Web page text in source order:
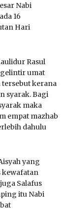
Nabi
16
Hari
Rasul
umat
tersebut kerana
syarak. Bagi
maka
empat mazhab
dahulu
yang
kewafatan
Salafus
itu Nabi